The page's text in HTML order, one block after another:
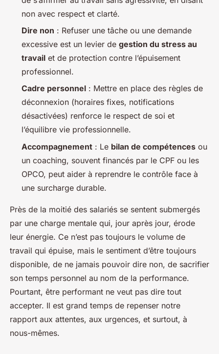
non avec respect et clarté.
Dire non : Refuser une tâche ou une demande
excessive est un levier de gestion du stress au
travail et de protection contre l’épuisement
professionnel.
Cadre personnel : Mettre en place des règles de
déconnexion (horaires fixes, notifications
désactivées) renforce le respect de soi et
l’équilibre vie professionnelle.
Accompagnement : Le bilan de compétences ou
un coaching, souvent financés par le CPF ou les
OPCO, peut aider à reprendre le contrôle face à
une surcharge durable.
Près de la moitié des salariés se sentent submergés
par une charge mentale qui, jour après jour, érode
leur énergie. Ce n’est pas toujours le volume de
travail qui épuise, mais le sentiment d’être toujours
disponible, de ne jamais pouvoir dire non, de sacrifier
son temps personnel au nom de la performance.
Pourtant, être performant ne veut pas dire tout
accepter. Il est grand temps de repenser notre
rapport aux attentes, aux urgences, et surtout, à
nous-mêmes.